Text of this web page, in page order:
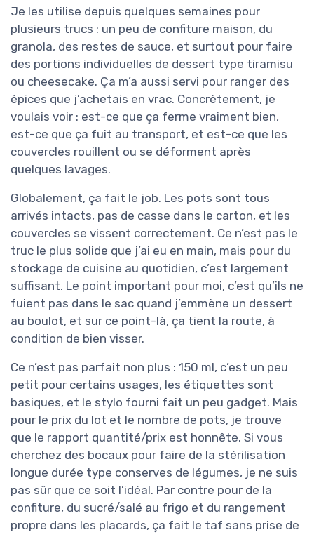
Je les utilise depuis quelques semaines pour
plusieurs trucs : un peu de confiture maison, du
granola, des restes de sauce, et surtout pour faire
des portions individuelles de dessert type tiramisu
ou cheesecake. Ça m’a aussi servi pour ranger des
épices que j’achetais en vrac. Concrètement, je
voulais voir : est-ce que ça ferme vraiment bien,
est-ce que ça fuit au transport, et est-ce que les
couvercles rouillent ou se déforment après
quelques lavages.
Globalement, ça fait le job. Les pots sont tous
arrivés intacts, pas de casse dans le carton, et les
couvercles se vissent correctement. Ce n’est pas le
truc le plus solide que j’ai eu en main, mais pour du
stockage de cuisine au quotidien, c’est largement
suffisant. Le point important pour moi, c’est qu’ils ne
fuient pas dans le sac quand j’emmène un dessert
au boulot, et sur ce point-là, ça tient la route, à
condition de bien visser.
Ce n’est pas parfait non plus : 150 ml, c’est un peu
petit pour certains usages, les étiquettes sont
basiques, et le stylo fourni fait un peu gadget. Mais
pour le prix du lot et le nombre de pots, je trouve
que le rapport quantité/prix est honnête. Si vous
cherchez des bocaux pour faire de la stérilisation
longue durée type conserves de légumes, je ne suis
pas sûr que ce soit l’idéal. Par contre pour de la
confiture, du sucré/salé au frigo et du rangement
propre dans les placards, ça fait le taf sans prise de